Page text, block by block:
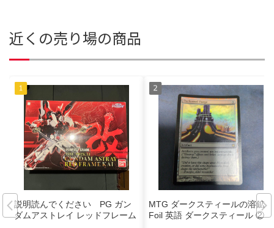
近くの売り場の商品
説明読んでください PG ガン
ダムアストレイ レッドフレーム
MTG ダークスティールの溶鉱炉
Foil 英語 ダークスティール ②